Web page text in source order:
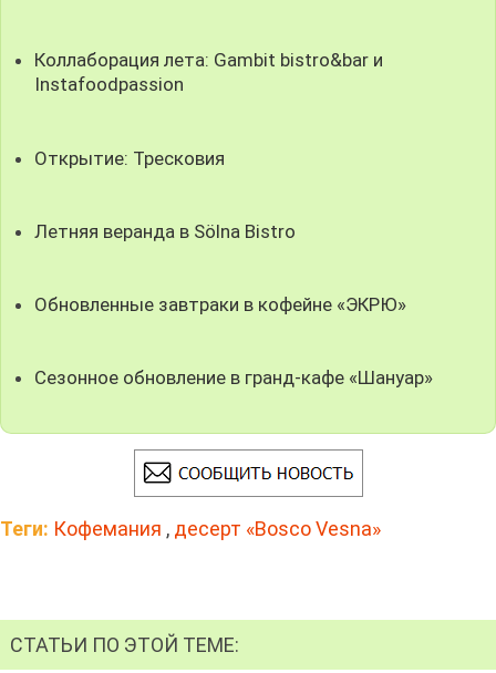
Коллаборация лета: Gambit bistro&bar и
Instafoodpassion
Открытие: Тресковия
Летняя веранда в Sölna Bistro
Обновленные завтраки в кофейне «ЭКРЮ»
Сезонное обновление в гранд-кафе «Шануар»
Теги: Кофемания , десерт «Bosco Vesna»
СТАТЬИ ПО ЭТОЙ ТЕМЕ: